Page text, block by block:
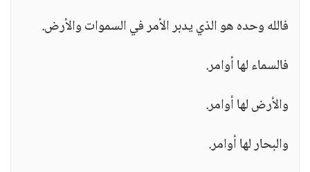
فالله وحده هو الذي يدبر الأمر في السموات والأرض.
فالسماء لها أوامر.
والأرض لها أوامر.
والبحار لها أوامر.